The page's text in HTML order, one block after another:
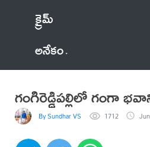
క్రైమ్
అనేకం
గంగిరెడ్డిపల్లిలో గంగా
By Sundhar VS 1712